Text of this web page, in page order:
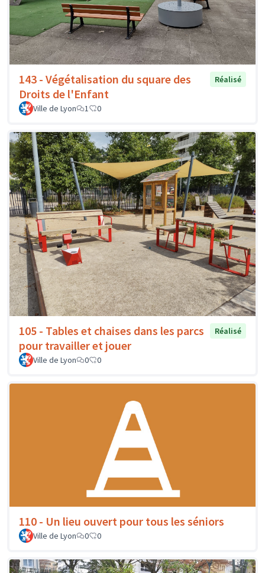
143 - Végétalisation du square des
Droits de l'Enfant
Réalisé
Ville de Lyon 1 0
105 - Tables et chaises dans les parcs
pour travailler et jouer
Réalisé
Ville de Lyon 0 0
110 - Un lieu ouvert pour tous les séniors
Ville de Lyon 0 0